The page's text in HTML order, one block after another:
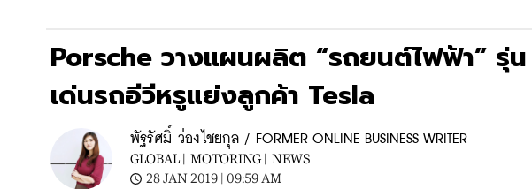
Porsche วางแผนผลิต “รถยนต์ไฟฟ้า” รุ่
เด่นรถอีวีหรูแย่งลูกค้า Tesla
พัฐรัศมิ์ ว่องไชยกุล / FORMER ONLINE BUSINESS WRITER
GLOBAL | MOTORING | NEWS
28 JAN 2019 | 09:59 AM